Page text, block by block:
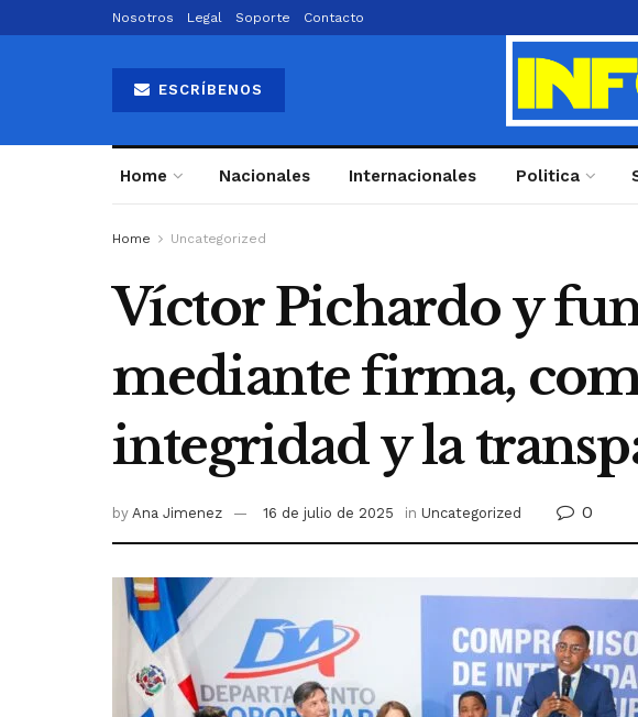
Nosotros Legal Soporte Contacto
ESCRÍBENOS
Home Nacionales Internacionales Politica
Home Uncategorized
Víctor Pichardo y
mediante firma,
integridad y la
by Ana Jimenez 16 de julio de 2025 in Uncategorized 0